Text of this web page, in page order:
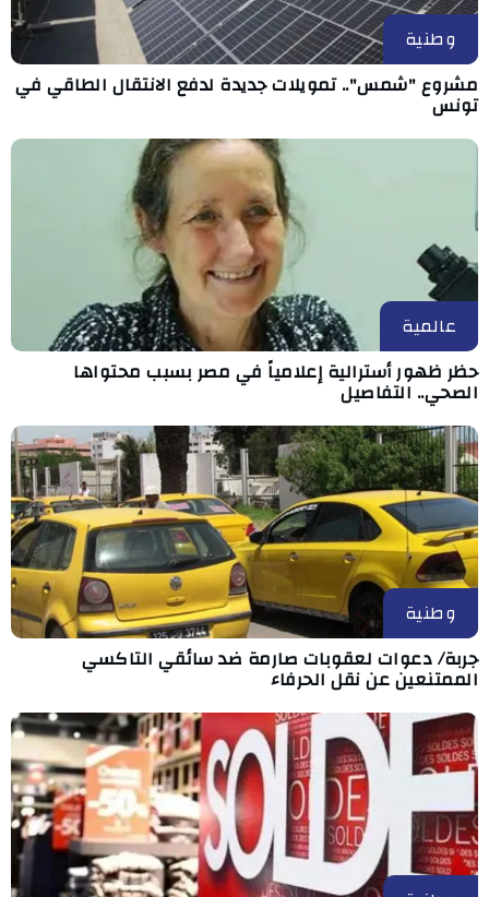
وطنية
مشروع "شمس".. تمويلات جديدة لدفع الانتقال الطاقي في
تونس
عالمية
حظر ظهور أسترالية إعلامياً في مصر بسبب محتواها
الصحي.. التفاصيل
وطنية
جربة/ دعوات لعقوبات صارمة ضد سائقي التاكسي
الممتنعين عن نقل الحرفاء